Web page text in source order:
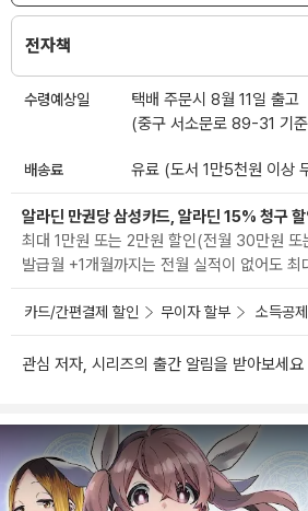
전자책
수령예상일
택배 주문시 8월 11일 출고
(중구 서소문로 89-31 기
배송료 유료 (도서 1만5천원 이상
알라딘 만권당 삼성카드, 알라딘 15% 청구
최대 1만원 또는 2만원 할인(전월 30만원
발급월 +1개월까지는 전월 실적이 없어도 최
카드/간편결제 할인 무이자 할부 소득공
관심 저자, 시리즈의 출간 알림을 받아보세요